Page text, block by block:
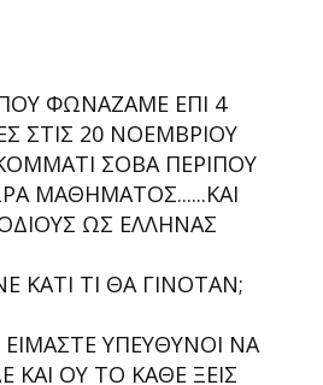
ΦΩΝΑΖΑΜΕ ΕΠΙ 4
ΣΤΙΣ 20 ΝΟΕΜΒΡΙΟΥ
ΣΟΒΑ ΠΕΡΙΠΟΥ
ΜΑΘΗΜΑΤΟΣ......ΚΑΙ
ΩΣ ΕΛΛΗΝΑΣ
ΚΑΤΙ ΤΙ ΘΑ ΓΙΝΟΤΑΝ;
ΥΠΕΥΘΥΝΟΙ ΝΑ
ΚΑΙ ΟΥ ΤΟ ΚΑΘΕ ΞΕΙΣ